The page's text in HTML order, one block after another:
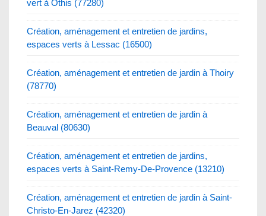
vert à Othis (77280)
Création, aménagement et entretien de jardins,
espaces verts à Lessac (16500)
Création, aménagement et entretien de jardin à Thoiry
(78770)
Création, aménagement et entretien de jardin à
Beauval (80630)
Création, aménagement et entretien de jardins,
espaces verts à Saint-Remy-De-Provence (13210)
Création, aménagement et entretien de jardin à Saint-
Christo-En-Jarez (42320)